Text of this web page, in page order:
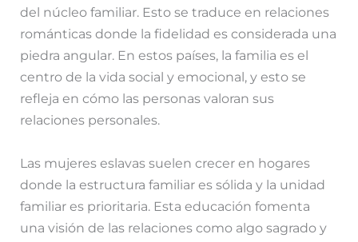
del núcleo familiar. Esto se traduce en relaciones
románticas donde la fidelidad es considerada una
piedra angular. En estos países, la familia es el
centro de la vida social y emocional, y esto se
refleja en cómo las personas valoran sus
relaciones personales.
Las mujeres eslavas suelen crecer en hogares
donde la estructura familiar es sólida y la unidad
familiar es prioritaria. Esta educación fomenta
una visión de las relaciones como algo sagrado y